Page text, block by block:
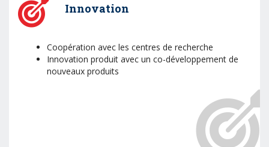
Innovation
Coopération avec les centres de recherche
Innovation produit avec un co-développement de
nouveaux produits